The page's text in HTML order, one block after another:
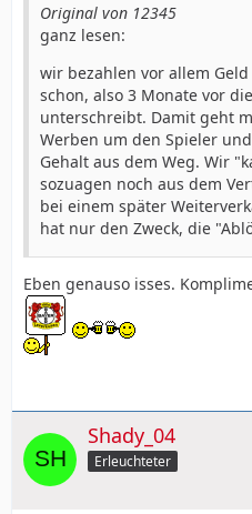
Original von 12345
ganz lesen:
wir bezahlen vor allem
schon, also 3 Monate vor
unterschreibt. Damit geht
Werben um den Spieler
Gehalt aus dem Weg. Wir
sozuagen noch aus dem
bei einem später
hat nur den Zweck, die
Eben genauso isses.
Shady_04
Erleuchteter